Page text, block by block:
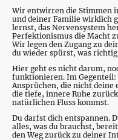
Wir entwirren die Stimmen
und deiner Familie wirklich
lernst, das Nervensystem
Perfektionismus die Macht
Wir legen den Zugang zu
du wieder spürst, was
Hier geht es nicht darum,
funktionieren. Im Gegenteil:
Ansprüchen, die nicht deine
die tiefe, innere Ruhe
natürlichen Fluss kommst.
Du darfst dich entspannen.
alles, was du brauchst,
den Weg zurück zu deiner